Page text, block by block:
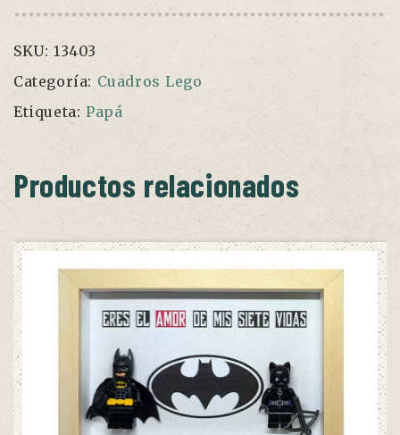
cantidad
SKU: 13403
Categoría: Cuadros Lego
Etiqueta: Papá
Productos relacionados